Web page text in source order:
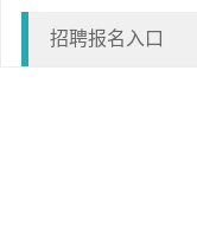
招聘报名入口